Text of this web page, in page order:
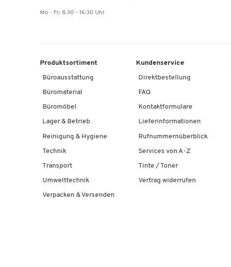
Mo - Fr: 8.30 - 16.30 Uhr
Produktsortiment
Büroausstattung
Büromaterial
Büromöbel
Lager & Betrieb
Reinigung & Hygiene
Technik
Transport
Umwelttechnik
Verpacken & Versenden
Kundenservice
Direktbestellung
FAQ
Kontaktformulare
Lieferinformationen
Rufnummernüberblick
Services von A-Z
Tinte / Toner
Vertrag widerrufen